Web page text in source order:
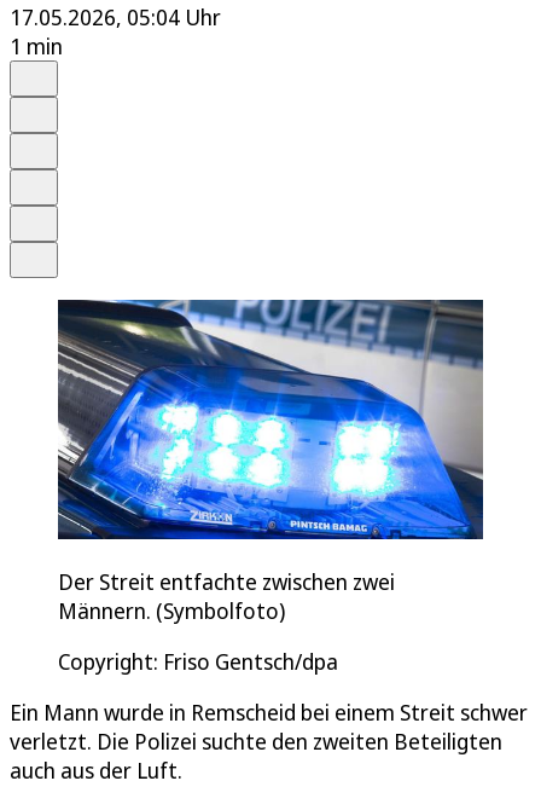
17.05.2026, 05:04 Uhr
1 min
Der Streit entfachte zwischen zwei
Männern. (Symbolfoto)
Copyright: Friso Gentsch/dpa
Ein Mann wurde in Remscheid bei einem Streit schwer
verletzt. Die Polizei suchte den zweiten Beteiligten
auch aus der Luft.